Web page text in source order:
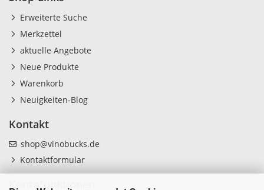
Erweiterte Suche
Merkzettel
aktuelle Angebote
Neue Produkte
Warenkorb
Neuigkeiten-Blog
Kontakt
shop@vinobucks.de
Kontaktformular